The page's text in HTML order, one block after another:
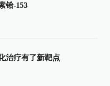
铪-153
治疗有了新靶点